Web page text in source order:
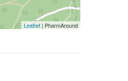
Leaflet | PharmAround